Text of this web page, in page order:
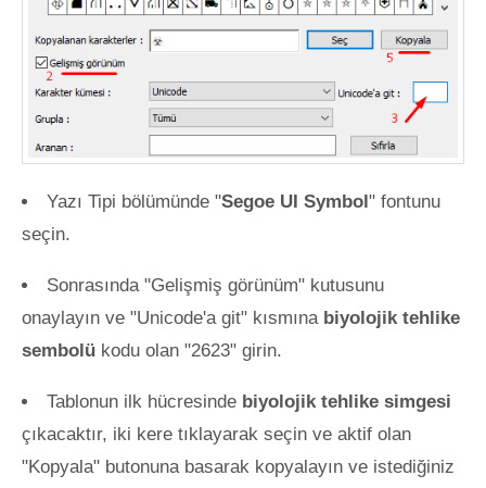
Yazı Tipi bölümünde "Segoe UI Symbol " fontunu
seçin.
Sonrasında "Gelişmiş görünüm" kutusunu
onaylayın ve "Unicode'a git" kısmına biyolojik tehlike
sembolü kodu olan "2623" girin.
Tablonun ilk hücresinde biyolojik tehlike simgesi
çıkacaktır, iki kere tıklayarak seçin ve aktif olan
"Kopyala" butonuna basarak kopyalayın ve istediğiniz